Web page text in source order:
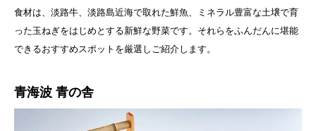
食材は、淡路牛、淡路島近海で取れた鮮魚、ミネラル豊富な土壌で育
った玉ねぎをはじめとする新鮮な野菜です。それらをふんだんに堪能
できるおすすめスポットを厳選しご紹介します。
青海波 青の舎